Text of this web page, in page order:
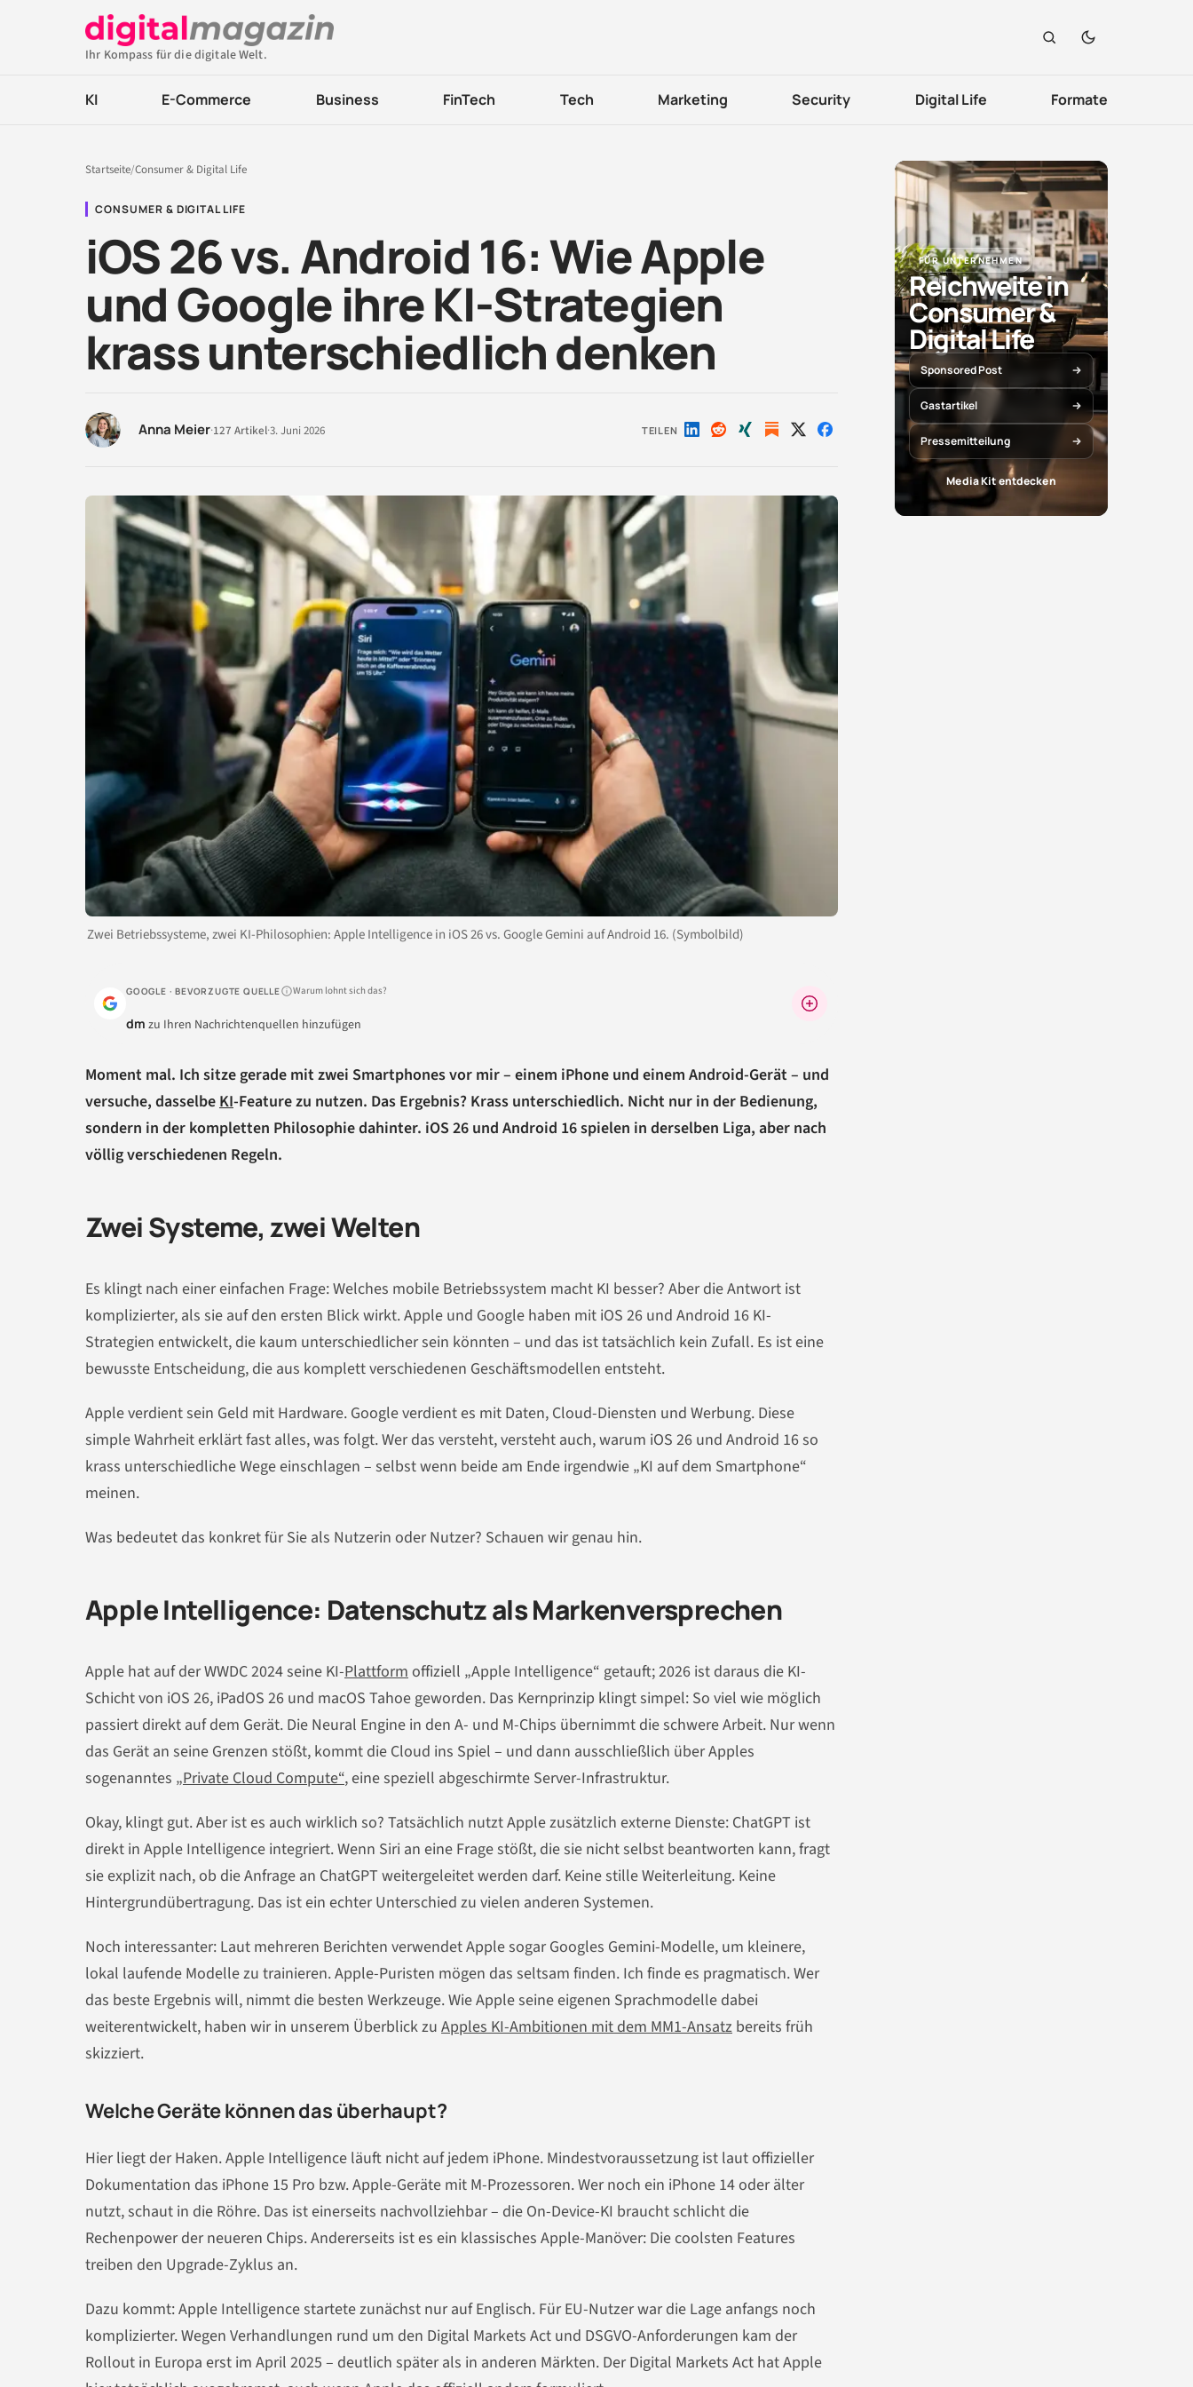
Ihr Kompass für die digitale Welt.
KI E-Commerce Business FinTech Tech Marketing Security Digital Life Formate
Startseite/Consumer & Digital Life
CONSUMER & DIGITAL LIFE
iOS 26 vs. Android 16: Wie Apple
und Google ihre KI-Strategien
krass unterschiedlich denken
Anna Meier·127 Artikel·3. Juni 2026 TEILEN Auf Auf Auf Auf Auf
Zwei Betriebssysteme, zwei KI-Philosophien: Apple Intelligence in iOS 26 vs. Google Gemini auf Android 16. (Symbolbild)
GOOGLE · BEVORZUGTE QUELLE Warum lohnt sich das?
dm zu Ihren Nachrichtenquellen hinzufügen
Moment mal. Ich sitze gerade mit zwei Smartphones vor mir – einem iPhone und einem Android-Gerät – und
versuche, dasselbe KI-Feature zu nutzen. Das Ergebnis? Krass unterschiedlich. Nicht nur in der Bedienung,
sondern in der kompletten Philosophie dahinter. iOS 26 und Android 16 spielen in derselben Liga, aber nach
völlig verschiedenen Regeln.
Zwei Systeme, zwei Welten
Es klingt nach einer einfachen Frage: Welches mobile Betriebssystem macht KI besser? Aber die Antwort ist
komplizierter, als sie auf den ersten Blick wirkt. Apple und Google haben mit iOS 26 und Android 16 KI-
Strategien entwickelt, die kaum unterschiedlicher sein könnten – und das ist tatsächlich kein Zufall. Es ist eine
bewusste Entscheidung, die aus komplett verschiedenen Geschäftsmodellen entsteht.
Apple verdient sein Geld mit Hardware. Google verdient es mit Daten, Cloud-Diensten und Werbung. Diese
simple Wahrheit erklärt fast alles, was folgt. Wer das versteht, versteht auch, warum iOS 26 und Android 16 so
krass unterschiedliche Wege einschlagen – selbst wenn beide am Ende irgendwie „KI auf dem Smartphone“
meinen.
Was bedeutet das konkret für Sie als Nutzerin oder Nutzer? Schauen wir genau hin.
Apple Intelligence: Datenschutz als Markenversprechen
Apple hat auf der WWDC 2024 seine KI-Plattformoffiziell „Apple Intelligence“ getauft; 2026 ist daraus die KI-
Schicht von iOS 26, iPadOS 26 und macOS Tahoe geworden. Das Kernprinzip klingt simpel: So viel wie möglich
passiert direkt auf dem Gerät. Die Neural Engine in den A- und M-Chips übernimmt die schwere Arbeit. Nur wenn
das Gerät an seine Grenzen stößt, kommt die Cloud ins Spiel – und dann ausschließlich über Apples
sogenanntes „Private Cloud Compute“, eine speziell abgeschirmte Server-Infrastruktur.
Okay, klingt gut. Aber ist es auch wirklich so? Tatsächlich nutzt Apple zusätzlich externe Dienste: ChatGPT ist
direkt in Apple Intelligence integriert. Wenn Siri an eine Frage stößt, die sie nicht selbst beantworten kann, fragt
sie explizit nach, ob die Anfrage an ChatGPT weitergeleitet werden darf. Keine stille Weiterleitung. Keine
Hintergrundübertragung. Das ist ein echter Unterschied zu vielen anderen Systemen.
Noch interessanter: Laut mehreren Berichten verwendet Apple sogar Googles Gemini-Modelle, um kleinere,
lokal laufende Modelle zu trainieren. Apple-Puristen mögen das seltsam finden. Ich finde es pragmatisch. Wer
das beste Ergebnis will, nimmt die besten Werkzeuge. Wie Apple seine eigenen Sprachmodelle dabei
weiterentwickelt, haben wir in unserem Überblick zu Apples KI-Ambitionen mit dem MM1-Ansatz bereits früh
skizziert.
Welche Geräte können das überhaupt?
Hier liegt der Haken. Apple Intelligence läuft nicht auf jedem iPhone. Mindestvoraussetzung ist laut offizieller
Dokumentation das iPhone 15 Pro bzw. Apple-Geräte mit M-Prozessoren. Wer noch ein iPhone 14 oder älter
nutzt, schaut in die Röhre. Das ist einerseits nachvollziehbar – die On-Device-KI braucht schlicht die
Rechenpower der neueren Chips. Andererseits ist es ein klassisches Apple-Manöver: Die coolsten Features
treiben den Upgrade-Zyklus an.
Dazu kommt: Apple Intelligence startete zunächst nur auf Englisch. Für EU-Nutzer war die Lage anfangs noch
komplizierter. Wegen Verhandlungen rund um den Digital Markets Act und DSGVO-Anforderungen kam der
Rollout in Europa erst im April 2025 – deutlich später als in anderen Märkten. Der Digital Markets Act hat Apple
FÜR UNTERNEHMEN
Reichweite in
Consumer &
Digital Life
Sponsored Post
Gastartikel
Pressemitteilung
Media Kit entdecken